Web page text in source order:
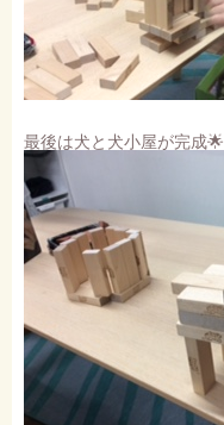
最後は犬と犬小屋が完成🌟